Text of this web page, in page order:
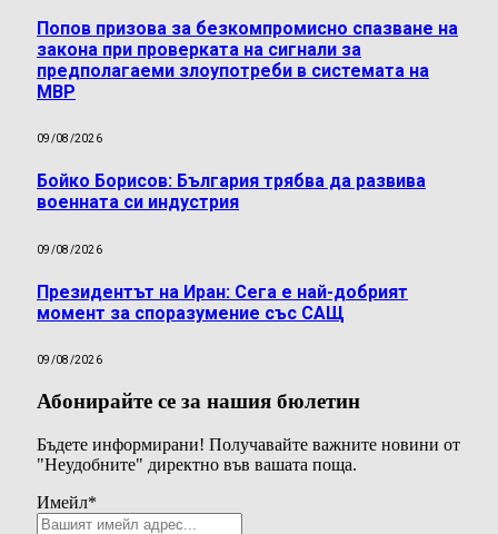
Попов призова за безкомпромисно спазване на
закона при проверката на сигнали за
предполагаеми злоупотреби в системата на
МВР
09/08/2026
Бойко Борисов: България трябва да развива
военната си индустрия
09/08/2026
Президентът на Иран: Сега е най-добрият
момент за споразумение със САЩ
09/08/2026
Абонирайте се за нашия бюлетин
Бъдете информирани! Получавайте важните новини от
"Неудобните" директно във вашата поща.
Имейл*